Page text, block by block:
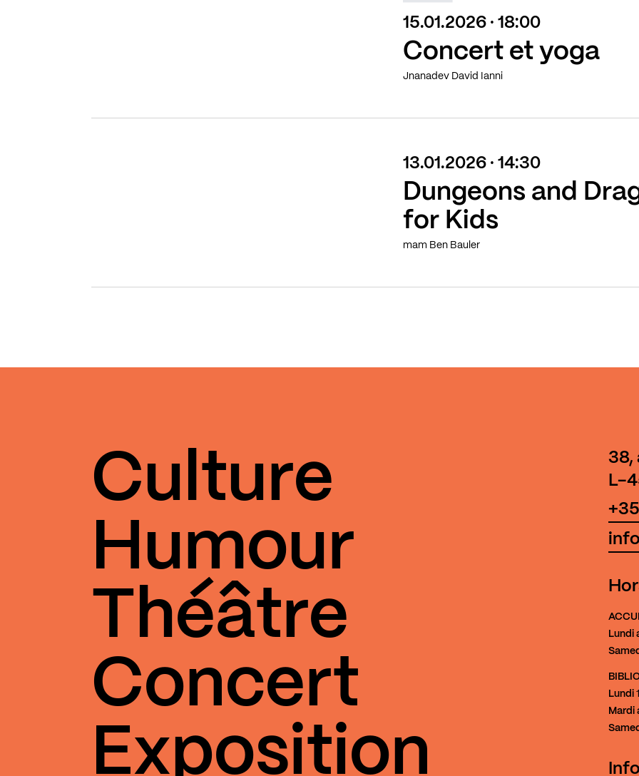
15.01.2026 · 18:00
Concert et yoga
Jnanadev David Ianni
13.01.2026 · 14:30
Dungeons and
for Kids
mam Ben Bauler
38,
L-
Lundi
Lundi
Mardi
Culture
Humour
Théâtre
Concert
Exposition